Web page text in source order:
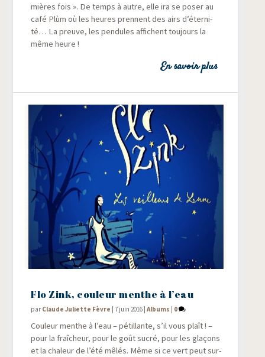
mières fois ». De temps à autre, elle ira se poser au
café Plùm où les heures prennent des airs d’é­ter­ni­
té… La preuve, les pen­dules affichent tou­jours la
même heure !
En savoir plus
Flo Zink, couleur menthe à l’eau
par Claude Juliette Fèvre |7 juin 2016 |Albums 0
Cou­leur menthe à l’eau – pétillante, s’il vous plaît ! –
pour la fraî­cheur, pour le goût sucré, pour les gla­çons
et la cha­leur de l’été mêlés. Même si ce vert peut sur­